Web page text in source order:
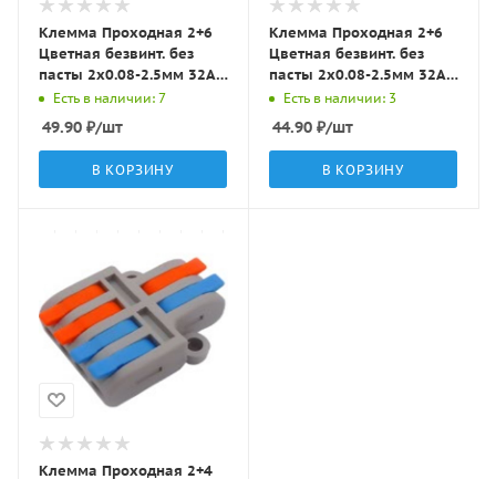
Клемма Проходная 2+6
Цветная безвинт. без
пасты 2x0.08-2.5мм 32A с
рычагами DF62 LBT
Есть в наличии: 7
49.90 ₽/шт
В КОРЗИНУ
Клемма Проходная 2+6
Цветная безвинт. без
пасты 2x0.08-2.5мм 32A с
рычагами CH-2-6 Tlight
Есть в наличии: 3
44.90 ₽/шт
В КОРЗИНУ
Клемма Проходная 2+4